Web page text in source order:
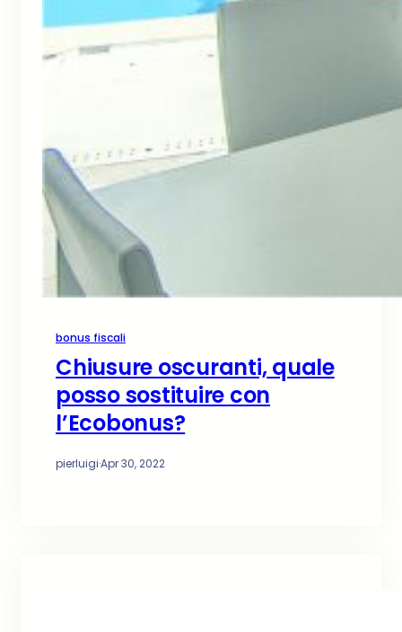
bonus fiscali
Chiusure oscuranti, quale
posso sostituire con
l’Ecobonus?
pierluigi·Apr 30, 2022